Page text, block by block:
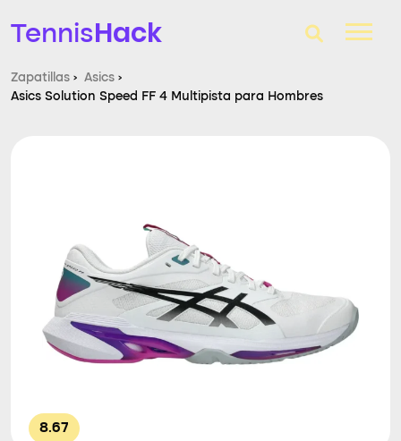
TennisHack
T-Finder
Comparador
Consultorio
Blog
Zapatillas › Asics ›
Asics Solution Speed FF 4 Multipista para Hombres
8.67